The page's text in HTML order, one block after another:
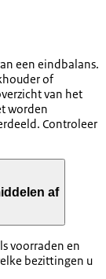
een eindbalans.
of
van het
worden
Controleer
af
voorraden en
bezittingen u